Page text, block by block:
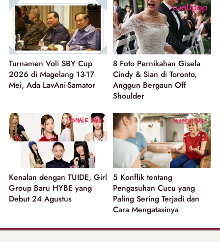
Turnamen Voli SBY Cup
2026 di Magelang 13-17
Mei, Ada LavAni-Samator
8 Foto Pernikahan Gisela
Cindy & Sian di Toronto,
Anggun Bergaun Off
Shoulder
Kenalan dengan TUIDE, Girl
Group Baru HYBE yang
Debut 24 Agustus
5 Konflik tentang
Pengasuhan Cucu yang
Paling Sering Terjadi dan
Cara Mengatasinya